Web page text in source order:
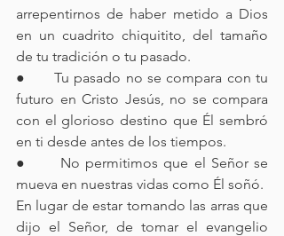
arrepentirnos de haber metido a Dios
en un cuadrito chiquitito, del tamaño
de tu tradición o tu pasado.
●      Tu pasado no se compara con tu
futuro en Cristo Jesús, no se compara
con el glorioso destino que Él sembró
en ti desde antes de los tiempos.
●      No permitimos que el Señor se
mueva en nuestras vidas como Él soñó.
En lugar de estar tomando las arras que
dijo el Señor, de tomar el evangelio